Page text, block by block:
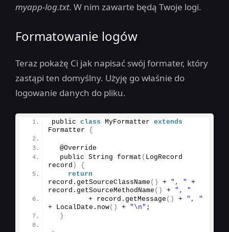
myapp-log.txt. W nim zawarte będą Twoje logi.
Formatowanie logów
Teraz pokażę Ci jak napisać swój formater, który
zastąpi ten domyślny. Użyję go właśnie do
logowanie danych do pliku.
public class MyFormatter extends
Formatter {
  @Override
  public String
format ( LogRecord
record )
{
return
record. getSourceClassName () + ", "
+
record. getSourceMethodName () + ", "
         + record.
getMessage () + ", "
+ LocalDate. now() + "\n" ;
}